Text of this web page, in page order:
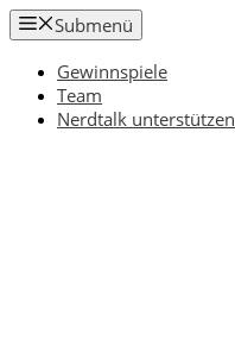
Zum
Inhalt
springen
Submenü
Gewinnspiele
Team
Nerdtalk unterstützen